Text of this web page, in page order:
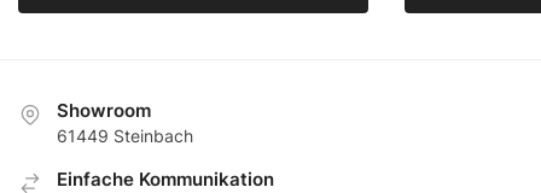
Showroom
61449 Steinbach
Еinfache Kommunikation